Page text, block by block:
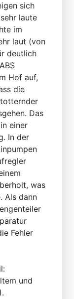
sich
laute
im
laut (von
deutlich
Hof auf,
die
Das
einer
In der
was
Als dann
Fehler
und